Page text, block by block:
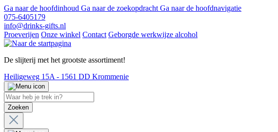
Ga naar de hoofdinhoud Ga naar de zoekopdracht Ga naar de hoofdnavigatie
075-6405179
info@drinks-gifts.nl
Proeverijen Onze winkel Contact Geborgde werkwijze alcohol
De slijterij met het grootste assortiment!
Heiligeweg 15A - 1561 DD Krommenie
Zoeken